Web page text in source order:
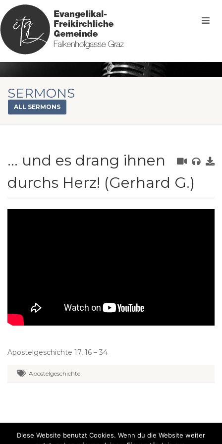
SERMONS
ALL SERMONS
… und es drang ihnen
durchs Herz! (Gerhard G.)
Apostelgeschichte 17, 16 – 34
Apostelgeschichte
Evangelikal-freikirchliche Gemeinde Falkenhofgasse Graz. Alle Rechte
Diese Website benutzt Cookies. Wenn du die Website weiter